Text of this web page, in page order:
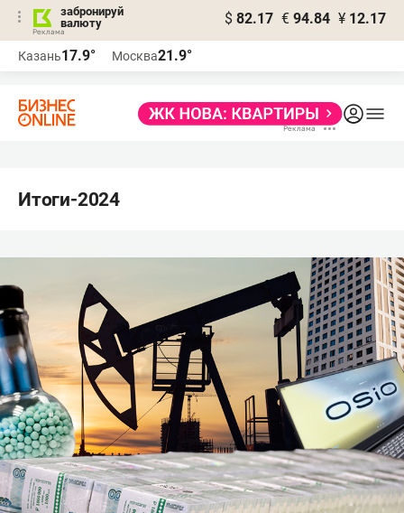
забронируй
валюту
$ 82.17 € 94.84 ¥ 12.17
Казань17.9° Москва21.9°
Итоги-2024